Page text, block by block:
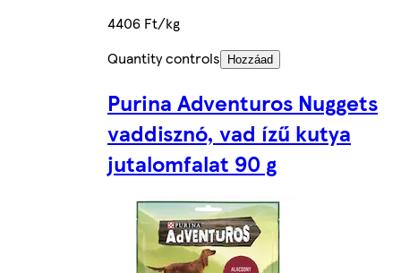
4406 Ft/kg
Quantity controls
Hozzáad
Purina Adventuros Nuggets
vaddisznó, vad ízű kutya
jutalomfalat 90 g